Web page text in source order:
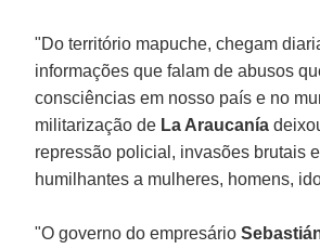
"Do território mapuche, chegam
informações que falam de abusos
consciências em nosso país e no
militarização de La Araucanía
repressão policial, invasões brutais
humilhantes a mulheres, homens,
"O governo do empresário